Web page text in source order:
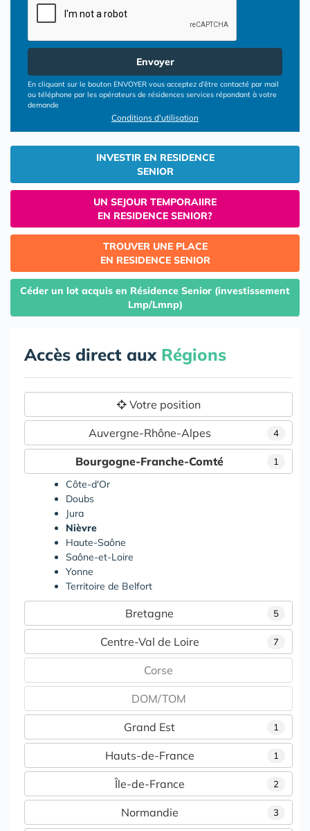
Envoyer
En cliquant sur le bouton ENVOYER vous acceptez d’être contacté par mail
ou téléphone par les opérateurs de résidences services répondant à votre
demande
Conditions d'utilisation
INVESTIR EN RESIDENCE
SENIOR
UN SEJOUR TEMPORAIIRE
EN RESIDENCE SENIOR?
TROUVER UNE PLACE
EN RESIDENCE SENIOR
Céder un lot acquis en Résidence Senior (investissement
Lmp/Lmnp)
Accès direct aux Régions
Votre position
4
Auvergne-Rhône-Alpes
1
Bourgogne-Franche-Comté
Côte-d'Or
Doubs
Jura
Nièvre
Haute-Saône
Saône-et-Loire
Yonne
Territoire de Belfort
5
Bretagne
7
Centre-Val de Loire
Corse
DOM/TOM
1
Grand Est
1
Hauts-de-France
2
Île-de-France
3
Normandie